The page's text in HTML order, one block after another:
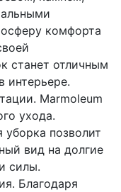
комфорта
станет отличным
интерьере.
Marmoleum
ухода.
уборка позволит
вид на долгие
силы.
Благодаря